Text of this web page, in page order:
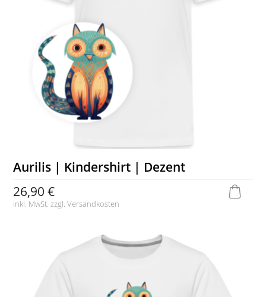
Aurilis | Kindershirt | Dezent
26,90 €
inkl. MwSt. zzgl.Versandkosten